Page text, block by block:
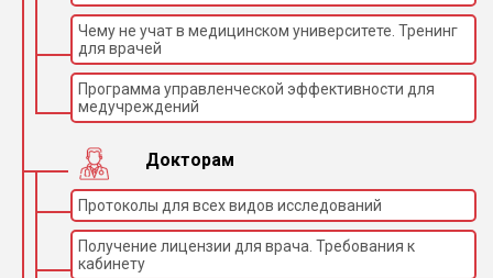
Чему не учат в медицинском университете. Тренинг
для врачей
Программа управленческой эффективности для
медучреждений
Докторам
Протоколы для всех видов исследований
Получение лицензии для врача. Требования к
кабинету